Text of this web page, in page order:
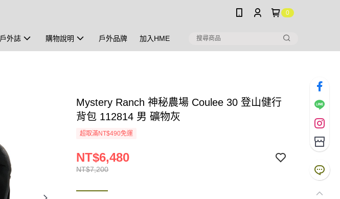
0
外誌 購物說明 戶外品牌 加入HME
Mystery Ranch 神秘農場 Coulee 30 登山健行
背包 112814 男 礦物灰
超取滿NT$490免運
NT$7,200
NT$6,480